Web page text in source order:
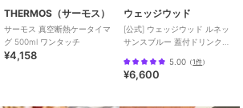
THERMOS（サーモス）
サーモス 真空断熱ケータイマ
グ 500ml ワンタッチ
¥4,158
ウェッジウッド
[公式] ウェッジウッド ルネッ
サンスブルー 蓋付ドリンクタ
5.00 （1件）
¥6,600